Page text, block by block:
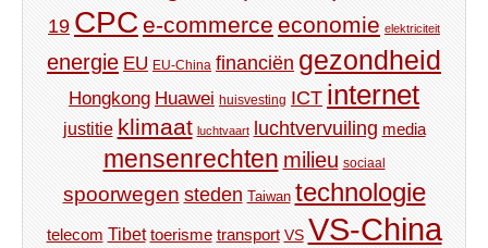
19 CPC e-commerce economie elektriciteit
energie EU EU-China financiën gezondheid
Hongkong Huawei huisvesting ICT internet
justitie klimaat luchtvaart luchtvervuiling media
mensenrechten milieu sociaal
spoorwegen steden Taiwan technologie
telecom Tibet toerisme transport VS VS-China